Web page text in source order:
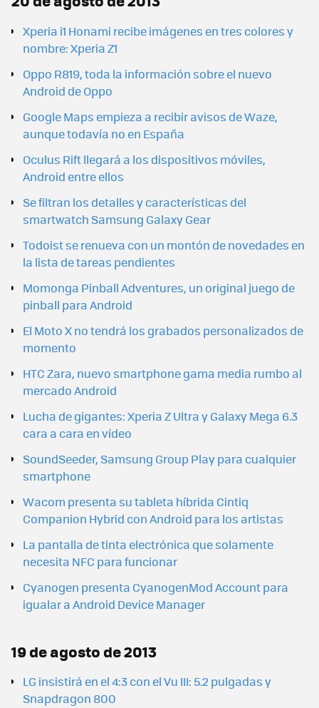
Xperia i1 Honami recibe imágenes en tres colores y
nombre: Xperia Z1
Oppo R819, toda la información sobre el nuevo
Android de Oppo
Google Maps empieza a recibir avisos de Waze,
aunque todavía no en España
Oculus Rift llegará a los dispositivos móviles,
Android entre ellos
Se filtran los detalles y características del
smartwatch Samsung Galaxy Gear
Todoist se renueva con un montón de novedades en
la lista de tareas pendientes
Momonga Pinball Adventures, un original juego de
pinball para Android
El Moto X no tendrá los grabados personalizados de
momento
HTC Zara, nuevo smartphone gama media rumbo al
mercado Android
Lucha de gigantes: Xperia Z Ultra y Galaxy Mega 6.3
cara a cara en vídeo
SoundSeeder, Samsung Group Play para cualquier
smartphone
Wacom presenta su tableta híbrida Cintiq
Companion Hybrid con Android para los artistas
La pantalla de tinta electrónica que solamente
necesita NFC para funcionar
Cyanogen presenta CyanogenMod Account para
igualar a Android Device Manager
19 de agosto de 2013
LG insistirá en el 4:3 con el Vu III: 5.2 pulgadas y
Snapdragon 800